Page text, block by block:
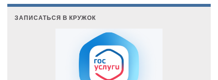
ЗАПИСАТЬСЯ В КРУЖОК